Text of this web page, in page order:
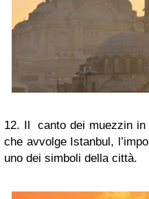
12. Il canto dei muezzin in
che avvolge Istanbul,
uno dei simboli della città.